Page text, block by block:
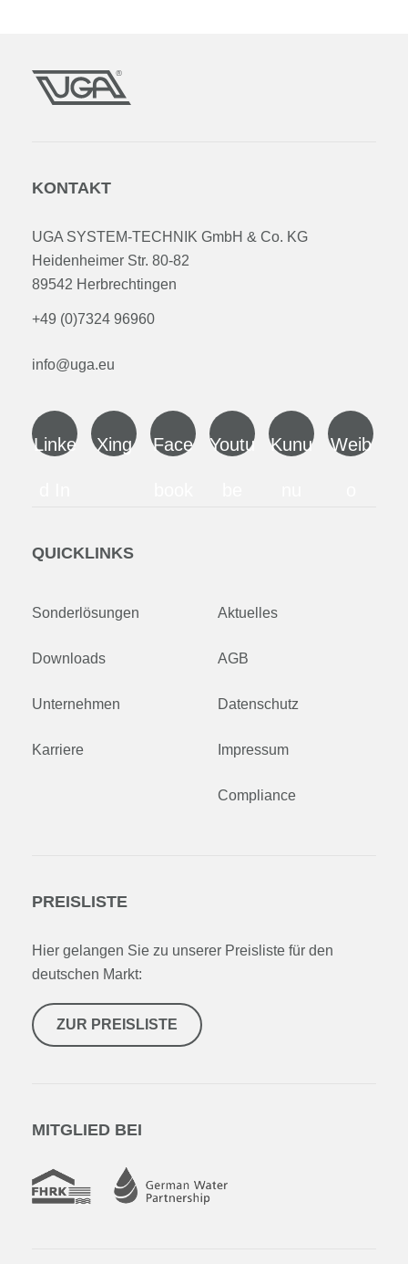
KONTAKT
UGA SYSTEM-TECHNIK GmbH & Co. KG
Heidenheimer Str. 80-82
89542 Herbrechtingen
+49 (0)7324 96960
info@uga.eu
Linke Xing Face Youtu Kunu Weib
QUICKLINKS
Sonderlösungen
Downloads
Unternehmen
Karriere
Aktuelles
AGB
Datenschutz
Impressum
Compliance
PREISLISTE
Hier gelangen Sie zu unserer Preisliste für den
deutschen Markt:
ZUR PREISLISTE
MITGLIED BEI